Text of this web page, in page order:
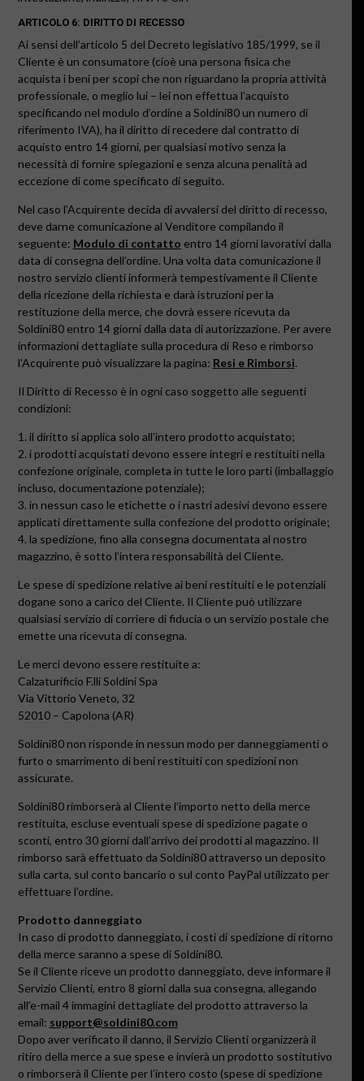
ARTICOLO 6: DIRITTO DI RECESSO
Ai sensi dell’articolo 5 del Decreto legislativo 185/1999, se il
Cliente è un consumatore (cioè una persona fisica che
acquista i beni per scopi che non riguardano la propria attività
professionale, o meglio lui – lei non effettua l’acquisto
specificando nel modulo d’ordine a Soldini80 un numero di
riferimento IVA), ha il diritto di recedere dal contratto di
acquisto entro 14 giorni, per qualsiasi motivo senza la
necessità di fornire spiegazioni e senza alcuna penalità ad
eccezione di come specificato di seguito.
Nel caso l’Acquirente decida di avvalersi del diritto di recesso,
deve darne comunicazione al Venditore compilando il
seguente: Modulo di contatto entro 14 giorni lavorativi dalla
data di consegna dell’ordine. Una volta data comunicazione il
nostro servizio clienti informerà tempestivamente il Cliente
della ricezione della richiesta e darà istruzioni per la
restituzione della merce, che dovrà essere ricevuta da
Soldini80 entro 14 giorni dalla data di autorizzazione. Per avere
informazioni dettagliate sulla procedura di Reso e rimborso
l’Acquirente può visualizzare la pagina: Resi e Rimborsi.
Il Diritto di Recesso è in ogni caso soggetto alle seguenti
condizioni:
1. il diritto si applica solo all’intero prodotto acquistato;
2. i prodotti acquistati devono essere integri e restituiti nella
confezione originale, completa in tutte le loro parti (imballaggio
incluso, documentazione potenziale);
3. in nessun caso le etichette o i nastri adesivi devono essere
applicati direttamente sulla confezione del prodotto originale;
4. la spedizione, fino alla consegna documentata al nostro
magazzino, è sotto l’intera responsabilità del Cliente.
Le spese di spedizione relative ai beni restituiti e le potenziali
dogane sono a carico del Cliente. Il Cliente può utilizzare
qualsiasi servizio di corriere di fiducia o un servizio postale che
emette una ricevuta di consegna.
Le merci devono essere restituite a:
Calzaturificio F.lli Soldini Spa
Via Vittorio Veneto, 32
52010 – Capolona (AR)
Soldini80 non risponde in nessun modo per danneggiamenti o
furto o smarrimento di beni restituiti con spedizioni non
assicurate.
Soldini80 rimborserà al Cliente l’importo netto della merce
restituita, escluse eventuali spese di spedizione pagate o
sconti, entro 30 giorni dall’arrivo dei prodotti al magazzino. Il
rimborso sarà effettuato da Soldini80 attraverso un deposito
sulla carta, sul conto bancario o sul conto PayPal utilizzato per
effettuare l’ordine.
Prodotto danneggiato
In caso di prodotto danneggiato, i costi di spedizione di ritorno
della merce saranno a spese di Soldini80.
Se il Cliente riceve un prodotto danneggiato, deve informare il
Servizio Clienti, entro 8 giorni dalla sua consegna, allegando
all’e-mail 4 immagini dettagliate del prodotto attraverso la
email: support@soldini80.com
Dopo aver verificato il danno, il Servizio Clienti organizzerà il
ritiro della merce a sue spese e invierà un prodotto sostitutivo
o rimborserà il Cliente per l’intero costo (spese di spedizione